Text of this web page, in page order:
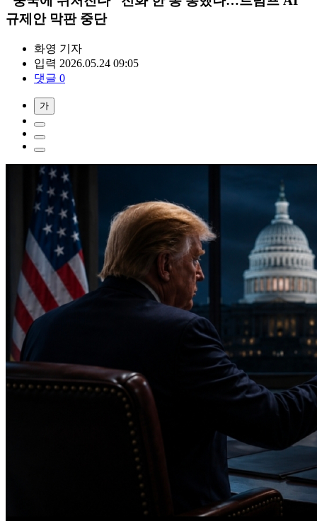
규제안 막판 중단
화영 기자
입력 2026.05.24 09:05
댓글 0
가